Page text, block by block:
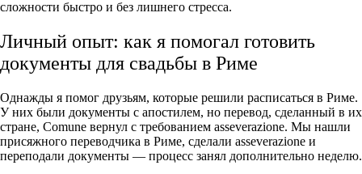
сложности быстро и без лишнего стресса.
Личный опыт: как я помогал готовить
документы для свадьбы в Риме
Однажды я помог друзьям, которые решили расписаться в Риме.
У них были документы с апостилем, но перевод, сделанный в их
стране, Comune вернул с требованием asseverazione. Мы нашли
присяжного переводчика в Риме, сделали asseverazione и
переподали документы — процесс занял дополнительно неделю.